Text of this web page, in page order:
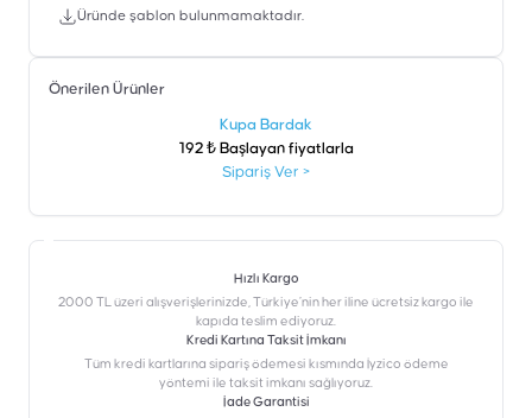
Üründe şablon bulunmamaktadır.
Önerilen Ürünler
Kupa Bardak
192 ₺ Başlayan fiyatlarla
Sipariş Ver >
Hızlı Kargo
2000 TL üzeri alışverişlerinizde, Türkiye’nin her iline ücretsiz kargo ile
kapıda teslim ediyoruz.
Kredi Kartına Taksit İmkanı
‎Tüm kredi kartlarına sipariş ödemesi kısmında İyzico ödeme
yöntemi ile taksit imkanı sağlıyoruz.
İade Garantisi